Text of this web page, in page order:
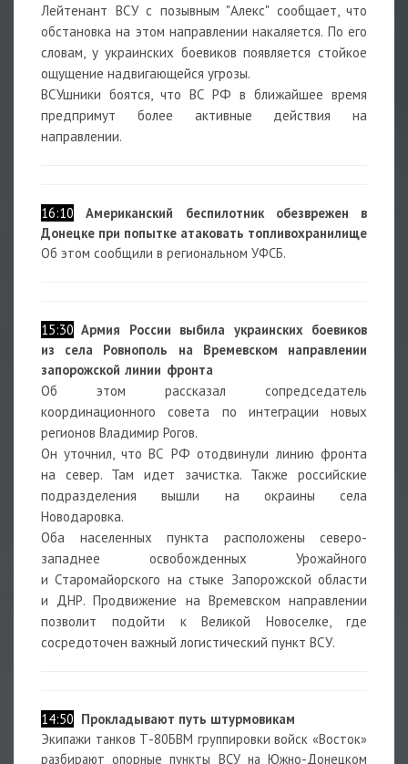
Лейтенант ВСУ с позывным "Алекс" сообщает, что
обстановка на этом направлении накаляется. По его
словам, у украинских боевиков появляется стойкое
ощущение надвигающейся угрозы.
ВСУшники боятся, что ВС РФ в ближайшее время
предпримут более активные действия на
направлении.
16:10
Американский беспилотник обезврежен в
Донецке при попытке атаковать топливохранилище
Об этом сообщили в региональном УФСБ.
15:30 Армия России выбила украинских боевиков
из села Ровнополь на Времевском направлении
запорожской линии фронта
Об этом рассказал сопредседатель
координационного совета по интеграции новых
регионов Владимир Рогов.
Он уточнил, что ВС РФ отодвинули линию фронта
на север. Там идет зачистка. Также российские
подразделения вышли на окраины села
Новодаровка.
Оба населенных пункта расположены северо-
западнее освобожденных Урожайного
и Старомайорского на стыке Запорожской области
и ДНР. Продвижение на Времевском направлении
позволит подойти к Великой Новоселке, где
сосредоточен важный логистический пункт ВСУ.
14:50 Прокладывают путь штурмовикам
Экипажи танков Т-80БВМ группировки войск «Восток»
разбирают опорные пункты ВСУ на Южно-Донецком